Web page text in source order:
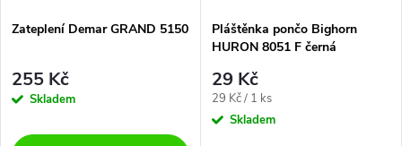
Zateplení Demar GRAND 5150
255 Kč
Skladem
Pláštěnka pončo Bighorn
HURON 8051 F černá
29 Kč
Měrná
cena:
29 Kč / 1 ks
Skladem